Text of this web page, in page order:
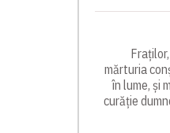
mărturia
în lume, și
curăție